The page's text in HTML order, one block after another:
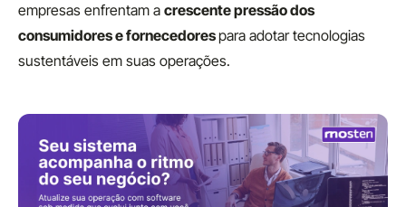
empresas enfrentam a crescente pressão dos
consumidores e fornecedorespara adotar tecnologias
sustentáveis em suas operações.